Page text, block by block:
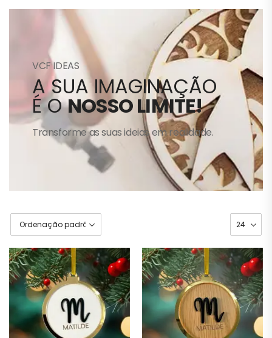
VCF IDEAS
A SUA IMAGINAÇÃO
É ONOSSO LIMITE!
Transforme as suas ideias em realidade.